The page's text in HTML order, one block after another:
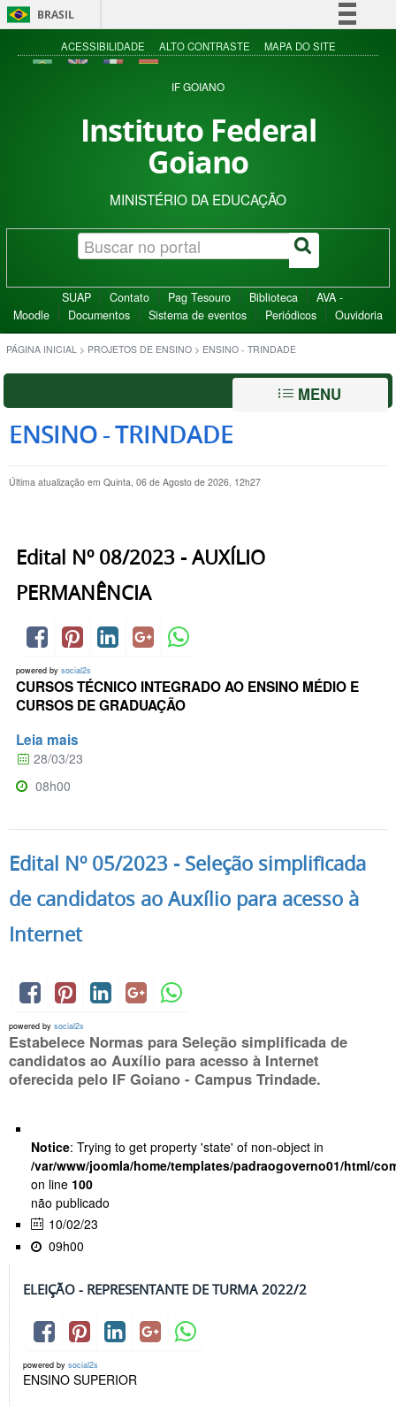
BRASIL
Simplifique!
Acesso à informação
ACESSIBILIDADE ALTO CONTRASTE MAPA DO SITE
IF GOIANO
Instituto Federal
Goiano
MINISTÉRIO DA EDUCAÇÃO
SUAP Contato Pag Tesouro Biblioteca
AVA -
Moodle
Documentos Sistema de eventos Periódicos Ouvidoria
PÁGINA INICIAL > PROJETOS DE ENSINO > ENSINO - TRINDADE
MENU
ENSINO - TRINDADE
Última atualização em Quinta, 06 de Agosto de 2026, 12h27
Edital Nº 08/2023 - AUXÍLIO
PERMANÊNCIA
powered by social2s
CURSOS TÉCNICO INTEGRADO AO ENSINO MÉDIO E
CURSOS DE GRADUAÇÃO
Leia mais
28/03/23
08h00
Edital Nº 05/2023 - Seleção simplificada
de candidatos ao Auxílio para acesso à
Internet
powered by social2s
Estabelece Normas para Seleção simplificada de
candidatos ao Auxílio para acesso à Internet
oferecida pelo IF Goiano - Campus Trindade.
Notice: Trying to get property 'state' of non-object in
/var/www/joomla/home/templates/padraogoverno01/html/
on line 100
não publicado
10/02/23
09h00
ELEIÇÃO - REPRESENTANTE DE TURMA 2022/2
powered by social2s
ENSINO SUPERIOR